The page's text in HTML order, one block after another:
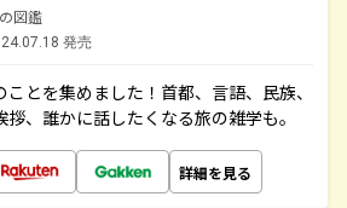
図鑑
発売
とを集めました！首都、言語、民族、
、誰かに話したくなる旅の雑学も。
詳細を見る